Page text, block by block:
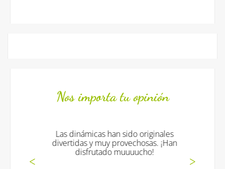
Nos importa tu opinión
Las dinámicas han sido originales
divertidas y muy provechosas. ¡Han
disfrutado muuuucho!